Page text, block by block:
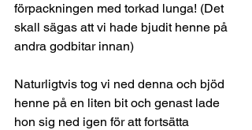
förpackningen med torkad lunga! (Det
skall sägas att vi hade bjudit henne på
andra godbitar innan)
Naturligtvis tog vi ned denna och bjöd
henne på en liten bit och genast lade
hon sig ned igen för att fortsätta